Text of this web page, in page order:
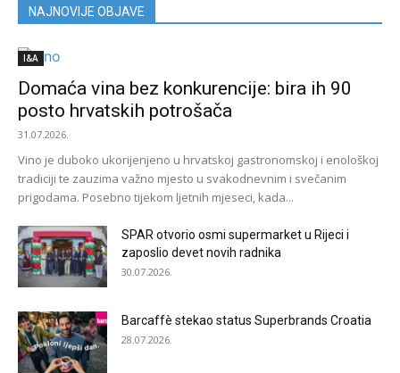
NAJNOVIJE OBJAVE
I&A
Domaća vina bez konkurencije: bira ih 90
posto hrvatskih potrošača
31.07.2026.
Vino je duboko ukorijenjeno u hrvatskoj gastronomskoj i enološkoj
tradiciji te zauzima važno mjesto u svakodnevnim i svečanim
prigodama. Posebno tijekom ljetnih mjeseci, kada...
SPAR otvorio osmi supermarket u Rijeci i
zaposlio devet novih radnika
30.07.2026.
Barcaffè stekao status Superbrands Croatia
28.07.2026.